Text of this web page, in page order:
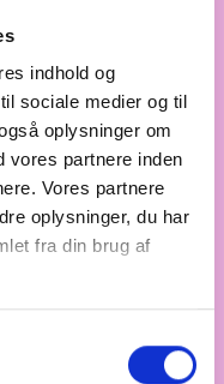
indhold og
sociale medier og til
oplysninger om
vores partnere inden
Vores partnere
oplysninger, du har
fra din brug af
med Esbjerg
DEN 18.
2025